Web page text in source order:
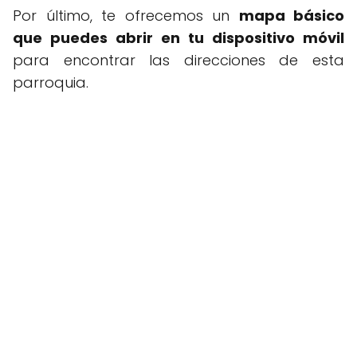
Por último, te ofrecemos un mapa básico
que puedes abrir en tu dispositivo móvil
para encontrar las direcciones de esta
parroquia.